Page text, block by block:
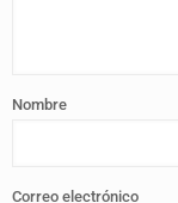
Nombre
Correo electrónico